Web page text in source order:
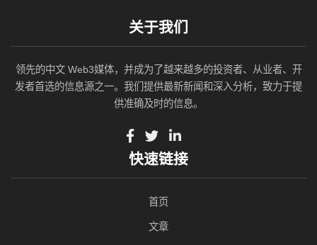
关于我们
领先的中文 Web3媒体，并成为了越来越多的投资者、从业者、开
发者首选的信息源之一。我们提供最新新闻和深入分析，致力于提
供准确及时的信息。
快速链接
首页
文章